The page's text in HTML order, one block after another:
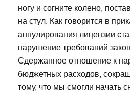
ногу и согните колено,
на стул. Как говорится в
аннулирования лицензии
нарушение требований
Сдержанное отношение к
бюджетных расходов,
тому, что мы смогли начать